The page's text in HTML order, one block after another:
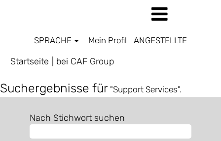
SPRACHE Mein Profil ANGESTELLTE
Startseite bei CAF Group(aktuelle
Suchergebnisse für "Support Services".
Nach Stichwort suchen